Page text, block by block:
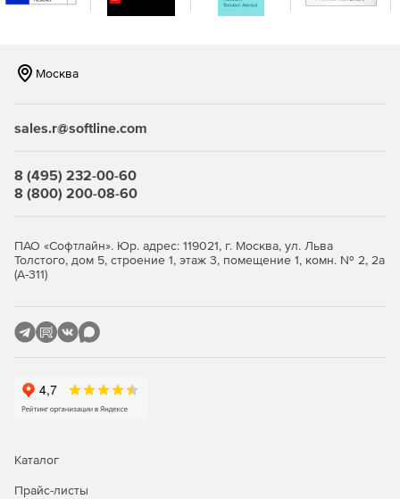
формат в веб-браузере. Добавление отчетов в любое
Telerik DevCraft Ultimate).
Использование нескольких источников данных
отчета
выполнять операции с данными, такие как
агрегирование, фильтрация, срезы, группировка,
Москва
sales.r@softline.com
8 (495) 232-00-60
8 (800) 200-08-60
ПАО «Софтлайн». Юр. адрес: 119021, г. Москва, ул. Льва
Толстого, дом 5, строение 1, этаж 3, помещение 1, комн. № 2, 2а
(А-311)
Каталог
Прайс-листы